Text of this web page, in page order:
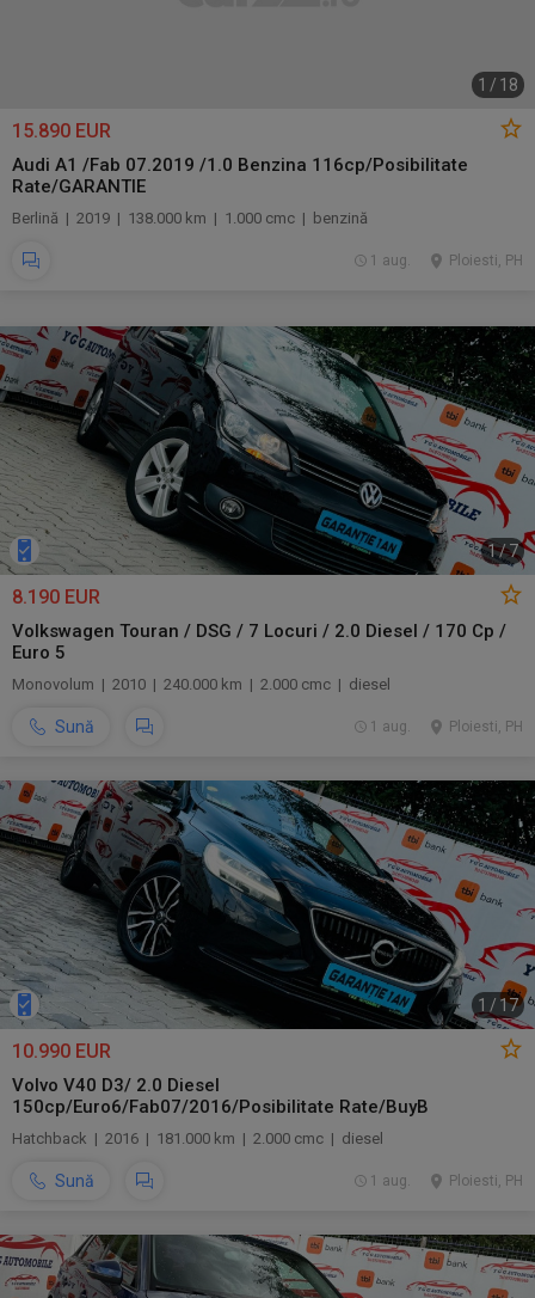
1 / 18
15.890 EUR
Audi A1 /Fab 07.2019 /1.0 Benzina 116cp/Posibilitate
Rate/GARANTIE
Berlină | 2019 | 138.000 km | 1.000 cmc | benzină
Ploiesti, PH
1 aug.
1/7
8.190 EUR
Volkswagen Touran / DSG / 7 Locuri / 2.0 Diesel / 170 Cp /
Euro 5
Monovolum | 2010 | 240.000 km | 2.000 cmc | diesel
Sună Ploiesti, PH
1 aug.
1 / 17
10.990 EUR
Volvo V40 D3/ 2.0 Diesel
150cp/Euro6/Fab07/2016/Posibilitate Rate/BuyB
Hatchback | 2016 | 181.000 km | 2.000 cmc | diesel
Sună Ploiesti, PH
1 aug.